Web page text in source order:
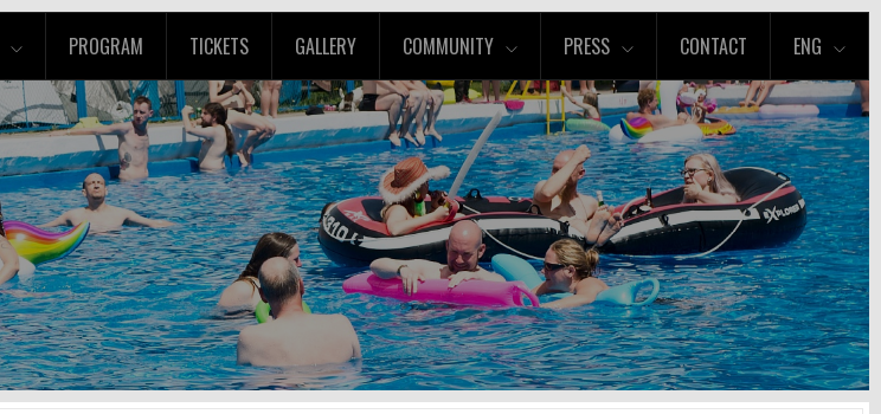
PROGRAM TICKETS GALLERY COMMUNITY PRESS CONTACT ENG